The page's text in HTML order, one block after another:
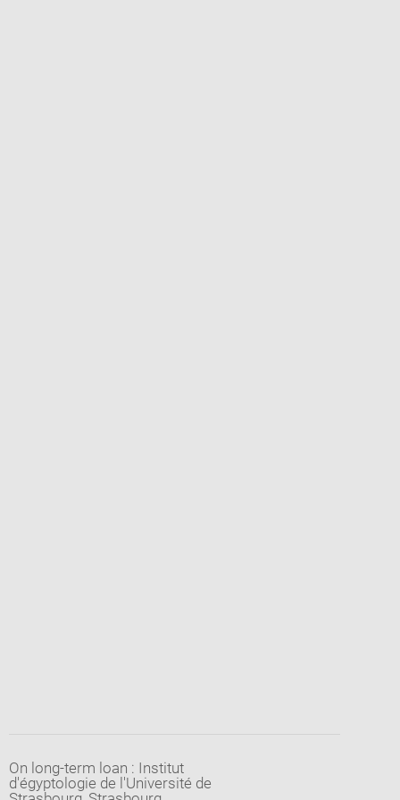
On long-term loan : Institut
d'égyptologie de l'Université de